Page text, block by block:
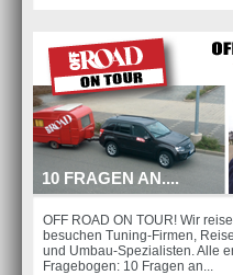
10 FRAGEN AN....
OFF ROAD ON TOUR! Wir
besuchen Tuning-Firmen,
und Umbau-Spezialisten. Alle
Fragebogen: 10 Fragen an...